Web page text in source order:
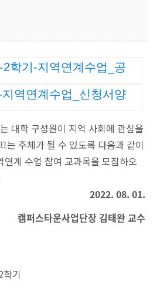
학기-지역연계수업_공
역연계수업_신청서양
대학 구성원이 지역 사회에 관심을
는 주체가 될 수 있도록 다음과 같이
계 수업 참여 교과목을 모집하오
2022. 08. 01.
캠퍼스타운사업단장 김태완 교수
기